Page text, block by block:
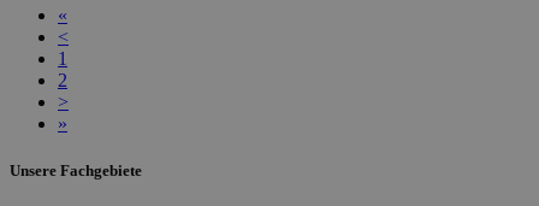
«
<
1
2
>
»
Unsere Fachgebiete